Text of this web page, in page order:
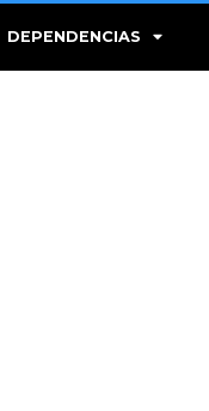
DEPENDENCIAS